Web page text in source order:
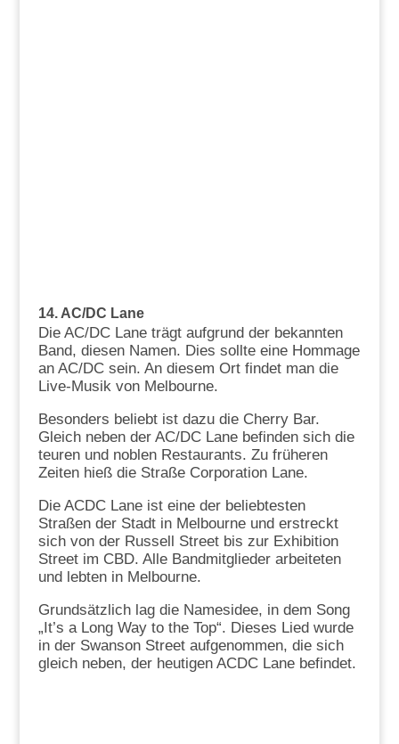
14. AC/DC Lane
Die AC/DC Lane trägt aufgrund der bekannten
Band, diesen Namen. Dies sollte eine Hommage
an AC/DC sein. An diesem Ort findet man die
Live-Musik von Melbourne.
Besonders beliebt ist dazu die Cherry Bar.
Gleich neben der AC/DC Lane befinden sich die
teuren und noblen Restaurants. Zu früheren
Zeiten hieß die Straße Corporation Lane.
Die ACDC Lane ist eine der beliebtesten
Straßen der Stadt in Melbourne und erstreckt
sich von der Russell Street bis zur Exhibition
Street im CBD. Alle Bandmitglieder arbeiteten
und lebten in Melbourne.
Grundsätzlich lag die Namesidee, in dem Song
„It’s a Long Way to the Top“. Dieses Lied wurde
in der Swanson Street aufgenommen, die sich
gleich neben, der heutigen ACDC Lane befindet.